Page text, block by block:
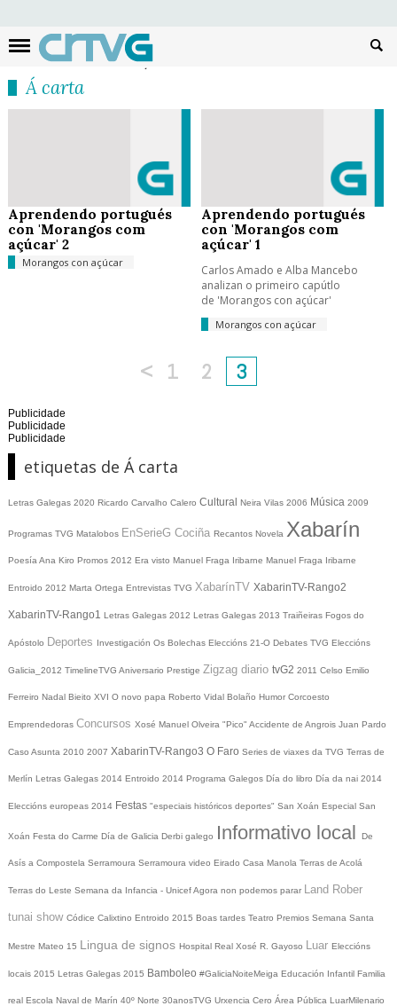
Á carta
Aprendendo portugués
con 'Morangos com
açúcar' 2
Morangos con açúcar
Aprendendo portugués
con 'Morangos com
açúcar' 1
Carlos Amado e Alba Mancebo
analizan o primeiro capútlo
de 'Morangos con açúcar'
Morangos con açúcar
< 1 2 3
Publicidade
Publicidade
Publicidade
etiquetas de Á carta
Letras Galegas 2020 Ricardo Carvalho Calero Cultural Neira Vilas 2006 Música 2009
Programas TVG Matalobos EnSerieG Cociña Recantos Novela Xabarín
Poesía Ana Kiro Promos 2012 Era visto Manuel Fraga Iribarne Manuel Fraga Iribarne
Entroido 2012 Marta Ortega Entrevistas TVG XabarínTV XabarinTV-Rango2
XabarinTV-Rango1 Letras Galegas 2012 Letras Galegas 2013 Traiñeiras Fogos do
Apóstolo Deportes Investigación Os Bolechas Eleccións 21-O Debates TVG Eleccións
Galicia_2012 TimelineTVG Aniversario Prestige Zigzag diario tvG2 2011 Celso Emilio
Ferreiro Nadal Bieito XVI O novo papa Roberto Vidal Bolaño Humor Corcoesto
Emprendedoras Concursos Xosé Manuel Olveira "Pico" Accidente de Angrois Juan Pardo
Caso Asunta 2010 2007 XabarinTV-Rango3 O Faro Series de viaxes da TVG Terras de
Merlín Letras Galegas 2014 Entroido 2014 Programa Galegos Día do libro Día da nai 2014
Eleccións europeas 2014 Festas "especiais históricos deportes" San Xoán Especial San
Xoán Festa do Carme Día de Galicia Derbi galego Informativo local De
Asís a Compostela Serramoura Serramoura video Eirado Casa Manola Terras de Acolá
Terras do Leste Semana da Infancia - UnicefAgora non podemos parar Land Rober
tunai show Códice Calixtino Entroido 2015 Boas tardes Teatro Premios Semana Santa
Mestre Mateo 15 Lingua de signos Hospital Real Xosé R. Gayoso Luar Eleccións
locais 2015 Letras Galegas 2015 Bamboleo #GaliciaNoiteMeiga Educación Infantil Familia
real Escola Naval de Marín 40º Norte 30anosTVG Urxencia Cero Área Pública LuarMilenario